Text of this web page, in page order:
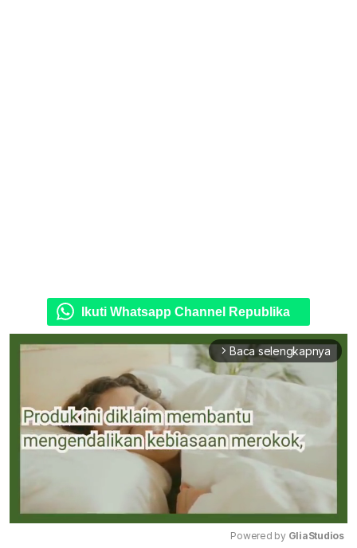
Ikuti Whatsapp Channel Republika
arrow_forward_ios Baca selengkapnya
Powered by GliaStudios